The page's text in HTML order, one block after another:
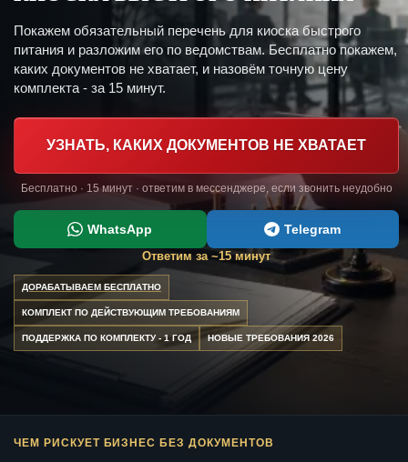
Покажем обязательный перечень для киоска быстрого
питания и разложим его по ведомствам. Бесплатно покажем,
каких документов не хватает, и назовём точную цену
комплекта - за 15 минут.
УЗНАТЬ, КАКИХ ДОКУМЕНТОВ НЕ ХВАТАЕТ
Бесплатно · 15 минут · ответим в мессенджере, если звонить неудобно
WhatsApp Telegram
Ответим за ~15 минут
ДОРАБАТЫВАЕМ БЕСПЛАТНО
КОМПЛЕКТ ПО ДЕЙСТВУЮЩИМ ТРЕБОВАНИЯМ
ПОДДЕРЖКА ПО КОМПЛЕКТУ - 1 ГОД НОВЫЕ ТРЕБОВАНИЯ 2026
ЧЕМ РИСКУЕТ БИЗНЕС БЕЗ ДОКУМЕНТОВ